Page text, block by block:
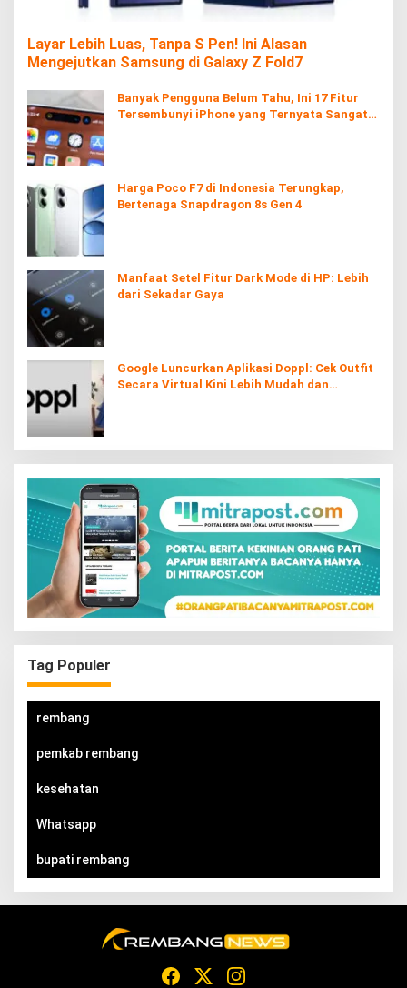
Layar Lebih Luas, Tanpa S Pen! Ini Alasan
Mengejutkan Samsung di Galaxy Z Fold7
Banyak Pengguna Belum Tahu, Ini 17 Fitur
Tersembunyi iPhone yang Ternyata Sangat
Harga Poco F7 di Indonesia Terungkap,
Bertenaga Snapdragon 8s Gen 4
Manfaat Setel Fitur Dark Mode di HP: Lebih
dari Sekadar Gaya
Google Luncurkan Aplikasi Doppl: Cek Outfit
Secara Virtual Kini Lebih Mudah dan
Tag Populer
rembang
pemkab rembang
kesehatan
Whatsapp
bupati rembang